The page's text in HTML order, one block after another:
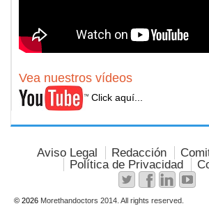
Vea nuestros vídeos
Click aquí...
Aviso Legal Redacción
Política de Privacidad
© 2026 Morethandoctors 2014. All rights reserved.